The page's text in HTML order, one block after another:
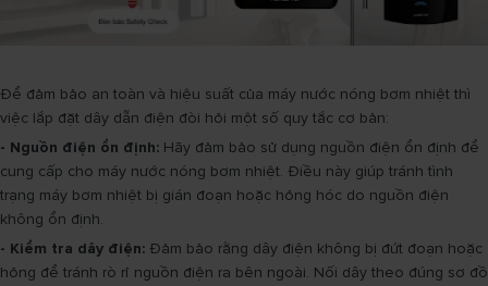
Để đảm bảo an toàn và hiệu suất của máy nước nóng bơm nhiệt thì
việc lắp đặt dây dẫn điện đòi hỏi một số quy tắc cơ bản:
- Nguồn điện ổn định: Hãy đảm bảo sử dụng nguồn điện ổn định để
cung cấp cho máy nước nóng bơm nhiệt. Điều này giúp tránh tình
trạng máy bơm nhiệt bị gián đoạn hoặc hỏng hóc do nguồn điện
không ổn định.
- Kiểm tra dây điện: Đảm bảo rằng dây điện không bị đứt đoạn hoặc
hỏng để tránh rò rỉ nguồn điện ra bên ngoài. Nối dây theo đúng sơ đồ